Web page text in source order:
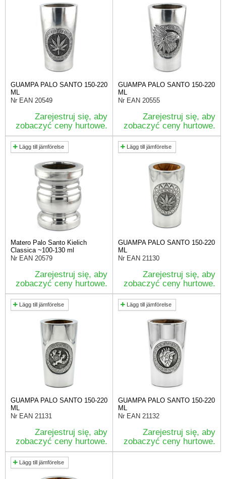
GUAMPA PALO SANTO 150-220
ML
Nr EAN 20549
Zarejestruj się, aby
zobaczyć ceny hurtowe.
GUAMPA PALO SANTO 150-220
ML
Nr EAN 20555
Zarejestruj się, aby
zobaczyć ceny hurtowe.
Lägg till jämförelse
Matero Palo Santo Kielich
Classica ~100-130 ml
Nr EAN 20579
Zarejestruj się, aby
zobaczyć ceny hurtowe.
Lägg till jämförelse
GUAMPA PALO SANTO 150-220
ML
Nr EAN 21130
Zarejestruj się, aby
zobaczyć ceny hurtowe.
Lägg till jämförelse
GUAMPA PALO SANTO 150-220
ML
Nr EAN 21131
Zarejestruj się, aby
zobaczyć ceny hurtowe.
Lägg till jämförelse
GUAMPA PALO SANTO 150-220
ML
Nr EAN 21132
Zarejestruj się, aby
zobaczyć ceny hurtowe.
Lägg till jämförelse